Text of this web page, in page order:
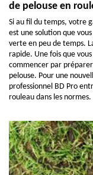
de pelouse en
Si au fil du temps, votre
est une solution que
verte en peu de temps.
rapide. Une fois que
commencer par
pelouse. Pour une
professionnel BD Pro
rouleau dans les normes.